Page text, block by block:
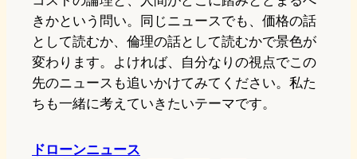
きかという問い。同じニュースでも、価格の話
として読むか、倫理の話として読むかで景色が
変わります。よければ、自分なりの視点でこの
先のニュースも追いかけてみてください。私た
ちも一緒に考えていきたいテーマです。
ドローンニュース